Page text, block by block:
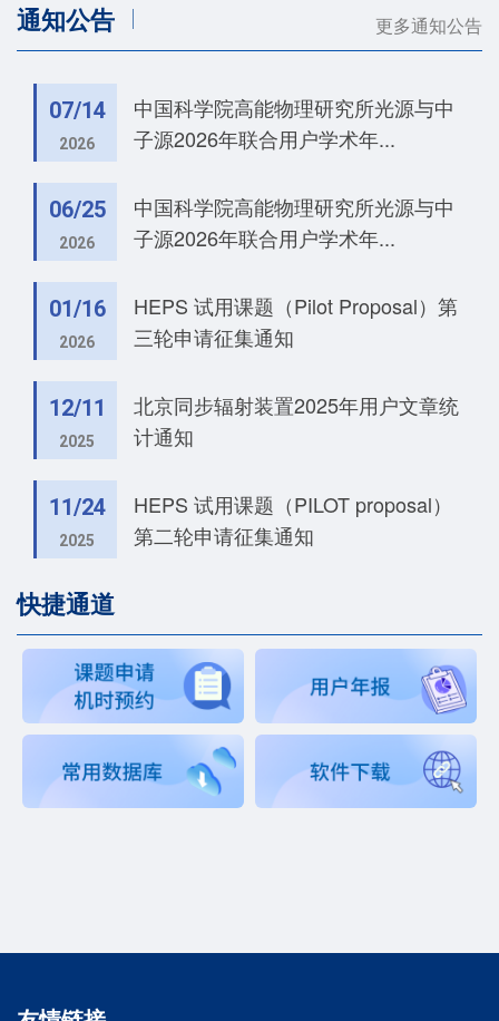
通知公告 更多通知公告
07/14
2026
中国科学院高能物理研究所光源与中
子源2026年联合用户学术年...
06/25
2026
中国科学院高能物理研究所光源与中
子源2026年联合用户学术年...
01/16
2026
HEPS 试用课题（Pilot Proposal）第
三轮申请征集通知
12/11
2025
北京同步辐射装置2025年用户文章统
计通知
11/24
2025
HEPS 试用课题（PILOT proposal）
第二轮申请征集通知
快捷通道